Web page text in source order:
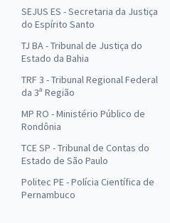
SEJUS ES - Secretaria da Justiça
do Espírito Santo
TJ BA - Tribunal de Justiça do
Estado da Bahia
TRF 3 - Tribunal Regional Federal
da 3ª Região
MP RO - Ministério Público de
Rondônia
TCE SP - Tribunal de Contas do
Estado de São Paulo
Politec PE - Polícia Científica de
Pernambuco